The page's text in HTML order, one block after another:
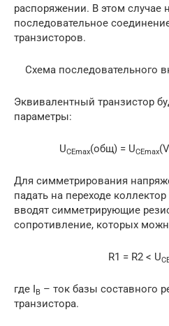
распоряжении. В этом случае
последовательное
транзисторов.
Схема последовательного
Эквивалентный транзистор
параметры:
UCEmax(общ) = UCEmax
Для симметрирования
падать на переходе
вводят симметрирующие
сопротивление, которых
R1 = R2 < U
где IB – ток базы составного
транзистора.